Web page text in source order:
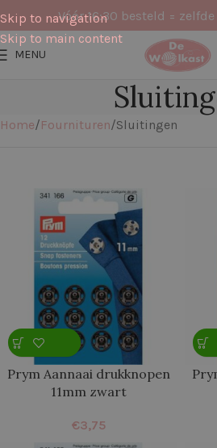
Skip to navigation
Skip to main content
Vóór 16:30 besteld =
MENU
Home Fournituren Sluitingen
Prym Aannaai drukknopen
11mm zwart
€3,75